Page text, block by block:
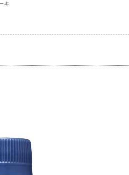
キ